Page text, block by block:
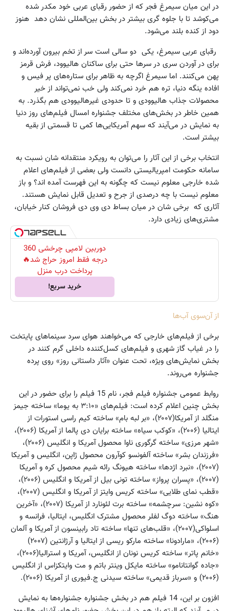
در این میان سیمرغ فجر که از حضور رقبای عربی خود مکدر شده
می‌کوشد تا با جلوه گری بیشتر در بخش بین‌المللی نشان دهد هنوز
دود از کنده بلند می‌شود.
رقبای عربی سیمرغ، یکی دو سالی است سر از تخم بیرون آورده‌اند و
برای در آوردن سری در سرها حتی برای ساکنان هالیوود، فرش قرمز
پهن می‌کنند. اما سیمرغ اگرچه به ظاهر برای ستاره‌های پر فیس و
افاده ینگه دنیا، تره هم خرد نمی‌کند ولی خب نمی‌تواند از خیر
محصولات جذاب هالیوودی و تا حدودی غیرهالیوودی هم بگذرد. به
همین خاطر در بخش‌های مختلف جشنواره امسال فیلم‌های روز دنیا
به نمایش در می‌آیند که سهم آمریکایی‌ها کمی تا قسمتی از بقیه
بیشتر است.
انتخاب برخی از این آثار را می‌توان به رویکرد منتقدانه شان نسبت به
سامانه حکومت امپریالیستی دانست ولی بعضی از فیلم‌های اعلام
شده خارجی معلوم نیست که چگونه به این فهرست آمده اند؟ و باز
معلوم نیست با چه درصدی از جرح و تعدیل قابل نمایش هستند.
آثاری که برخی شان در میان بساط دی وی دی فروشان کنار خیابان،
مشتری‌های زیادی دارد.
دوربین لامپی چرخشی 360
درجه فقط امروز حراج شد🔥
پرداخت درب منزل
خرید سریع!
از آن‌سوی آب‌ها
برخی از فیلم‌های خارجی که می‌خواهند هوای سرد سینماهای پایتخت
را در غیاب گاز شهری و فیلم‌های کسل‌کننده داخلی گرم کنند در
بخش نمایش‌های ویژه، تحت عنوان «آثار داستانی روز» روی پرده
جشنواره می‌روند.
روابط عمومی جشنواره فیلم فجر، نام 15 فیلم را برای حضور در این
بخش چنین اعلام کرده است: فیلم‌های «۳:۱۰ به یوما» ساخته جیمز
منگلد از آمریکا(۲۰۰۷)، «بر لبه بام» ساخته کیم راسی استورات از
ایتالیا (۲۰۰۶)، «کوکب سیاه» ساخته برایان دی پالما از آمریکا (۲۰۰۶)،
«شهر مرزی» ساخته گرگوری ناوا محصول آمریکا و انگلیس (۲۰۰۶)،
«فرزندان بشر» ساخته آلفونسو کوآرون محصول ژاپن، انگلیس و آمریکا
(۲۰۰۷)، «نبرد اژدها» ساخته هیونگ رائه شیم محصول کره و آمریکا
(۲۰۰۷)، «پسران پرواز» ساخته تونی بیل از آمریکا و انگلیس (۲۰۰۶)،
«قطب نمای طلایی» ساخته کریس وایتز از آمریکا و انگلیس (۲۰۰۷)،
«کوه نشین: سرچشمه» ساخته برت لئونارد از آمریکا (۲۰۰۷)، «آخرین
هنگ» ساخته دوگ لفلر محصول مشترک انگلیس، ایتالیا، فرانسه و
اسلواکی(۲۰۰۷)، «قلب‌های تنها» ساخته تاد رابینسون از آمریکا و آلمان
(۲۰۰۶)، «مارادونا» ساخته مارکو ریسی از ایتالیا و آرژانتین (۲۰۰۷)
«خانم پاتر» ساخته کریس نونان از انگلیس، آمریکا و استرالیا(۲۰۰۶)،
«جاده گوانتانامو» ساخته مایکل وینتر باتم و مت وایتکزاس از انگلیس
(۲۰۰۶) و «سرباز قدیمی» ساخته سیدنی ج‌.فیوری از آمریکا (۲۰۰۶).
افزون بر این، 14 فیلم هم در بخش جشنواره جشنواره‌ها به نمایش